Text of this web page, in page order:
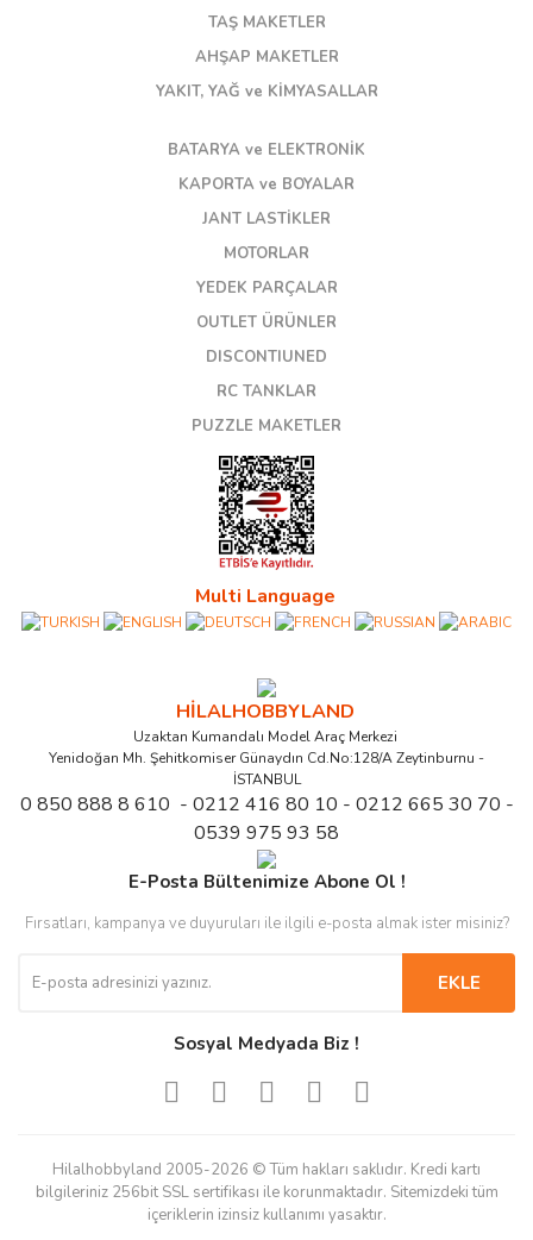
TAŞ MAKETLER
AHŞAP MAKETLER
YAKIT, YAĞ ve KİMYASALLAR
BATARYA ve ELEKTRONİK
KAPORTA ve BOYALAR
JANT LASTİKLER
MOTORLAR
YEDEK PARÇALAR
OUTLET ÜRÜNLER
DISCONTIUNED
RC TANKLAR
PUZZLE MAKETLER
Multi Language
HİLALHOBBYLAND
Uzaktan Kumandalı Model Araç Merkezi
Yenidoğan Mh. Şehitkomiser Günaydın Cd.No:128/A Zeytinburnu -
İSTANBUL
0 850 888 8 610 - 0212 416 80 10 - 0212 665 30 70 -
0539 975 93 58
E-Posta Bültenimize Abone Ol !
Fırsatları, kampanya ve duyuruları ile ilgili e-posta almak ister misiniz?
EKLE
Sosyal Medyada Biz !
Hilalhobbyland 2005-2026 © Tüm hakları saklıdır. Kredi kartı
bilgileriniz 256bit SSL sertifikası ile korunmaktadır. Sitemizdeki tüm
içeriklerin izinsiz kullanımı yasaktır.